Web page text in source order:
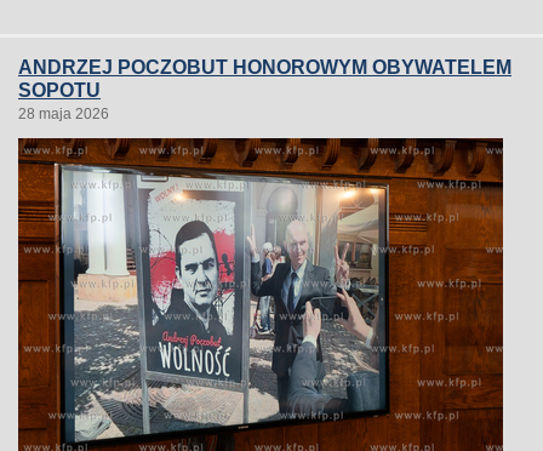
ANDRZEJ POCZOBUT HONOROWYM OBYWATELEM
SOPOTU
28 maja 2026